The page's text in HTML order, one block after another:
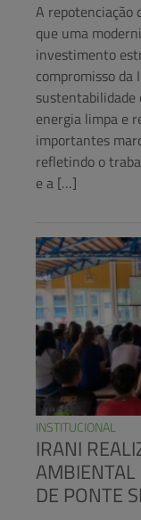
A repotenciação
que uma
investimento
compromisso da
sustentabilidade
energia limpa e
importantes
refletindo o
e a […]
INSTITUCIONAL
IRANI
AMBIENTAL
DE PONTE